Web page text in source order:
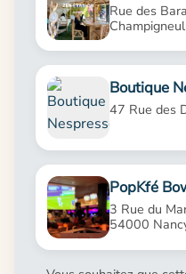
Rue des
Boutique
47 Rue des
PopKfé
3 Rue du
54000